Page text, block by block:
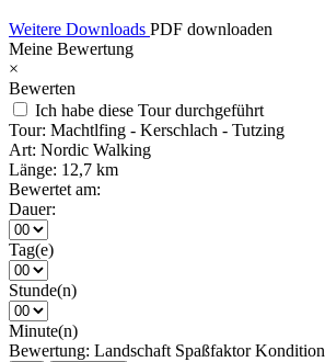
Weitere Downloads PDF downloaden
Meine Bewertung
×
Bewerten
Ich habe diese Tour durchgeführt
Tour: Machtlfing - Kerschlach - Tutzing
Art: Nordic Walking
Länge: 12,7 km
Bewertet am:
Dauer:
Tag(e)
Stunde(n)
Minute(n)
Bewertung: Landschaft Spaßfaktor Kondition